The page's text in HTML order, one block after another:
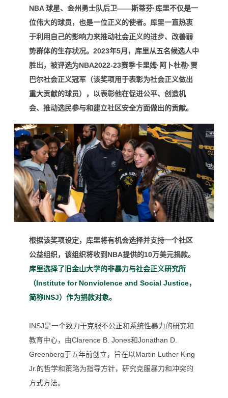
NBA 球星、金州勇士队后卫——斯蒂芬·库里不仅是一
位伟大的球员，也是一位正义的使者。库里一直热衷
于利用自己的影响力来推动社会正义的进步、改善弱
势群体的生存状况。2023年5月，库里从五名候选人中
胜出，被评选为NBA2022-23赛季卡里姆·阿卜杜勒·贾
巴尔社会正义冠军（该奖项用于表彰为社会正义做出
重大贡献的球员）
， 以表彰他在促进公平、创造机
会、推动选民参与和建立社区安全方面做出的贡献。
根据该奖项设定，库里将有机会选择并支持一个社区
公益组织，该组织将收到NBA提供的10万美元捐款。
库里选择了旧金山大学的非暴力与社会正义研究所
（Institute for Nonviolence and Social Justice，
简称INSJ）作为捐款对象。
INSJ是一个致力于克服不公正和系统性暴力的研究和
教育中心，由Clarence B. Jones和Jonathan D.
Greenberg于五年前创立，旨在以Martin Luther King
Jr.的哲学和策略为指导方针，研究克服暴力和冲突的
方式方法。